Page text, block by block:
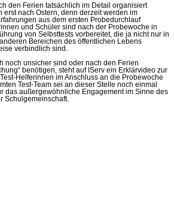
den Ferien tatsächlich im Detail organisiert
erst nach Ostern, denn derzeit werden im
aus dem ersten Probedurchlauf
und Schüler sind nach der Probewoche in
von Selbsttests vorbereitet, die ja nicht nur in
Bereichen des öffentlichen Lebens
verbindlich sind.
noch unsicher sind oder nach den Ferien
benötigen, steht auf IServ ein Erklärvideo zur
Helferinnen im Anschluss an die Probewoche
Test-Team sei an dieser Stelle noch einmal
das außergewöhnliche Engagement im Sinne des
Schulgemeinschaft.